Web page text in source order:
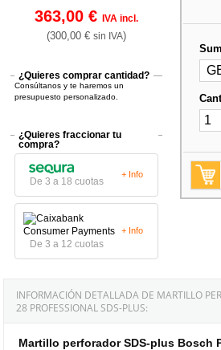
363,00 €IVA incl.
(300,00 €sin IVA)
¿Quieres comprar cantidad?
Consúltanos y te haremos un
presupuesto personalizado.
¿Quieres fraccionar tu
compra?
De 3 a 18 cuotas
+ Info
De 3 a 12 cuotas
+ Info
INFORMACIÓN DETALLADA DE MARTILLO
28 PROFESSIONAL SDS-PLUS:
Martillo perforador SDS-plus Bosch